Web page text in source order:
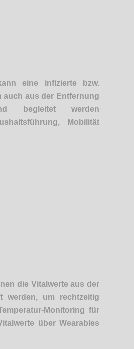
eine infizierte bzw.
auch aus der Entfernung
begleitet werden
Mobilität
die Vitalwerte aus der
werden, um rechtzeitig
Monitoring für
über Wearables